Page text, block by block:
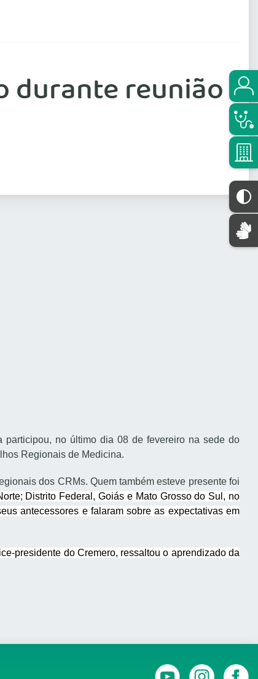
durante reunião
no último dia 08 de fevereiro na sede do
Regionais de Medicina.
dos CRMs. Quem também esteve presente foi
Distrito Federal, Goiás e Mato Grosso do Sul, no
antecessores e falaram sobre as expectativas em
presidente do Cremero, ressaltou o aprendizado da